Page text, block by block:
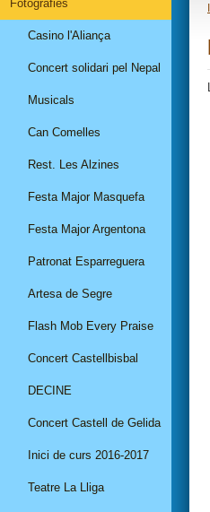
Fotografies
Casino l'Aliança
Concert solidari pel Nepal
Musicals
Can Comelles
Rest. Les Alzines
Festa Major Masquefa
Festa Major Argentona
Patronat Esparreguera
Artesa de Segre
Flash Mob Every Praise
Concert Castellbisbal
DECINE
Concert Castell de Gelida
Inici de curs 2016-2017
Teatre La Lliga